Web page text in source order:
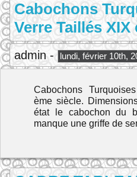
Cabochons
Verre Taillés XIX
admin - lundi, février 10th,
Cabochons
ème siècle.
état le cabochon du
manque une griffe de